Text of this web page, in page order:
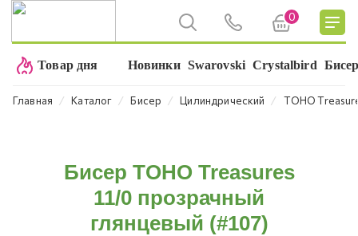
0
Товар дня Новинки Swarovski Crystalbird
Главная ⁄ Каталог ⁄ Бисер ⁄ Цилиндрический ⁄ TOHO
Бисер TOHO Treasures
11/0 прозрачный
глянцевый (#107)